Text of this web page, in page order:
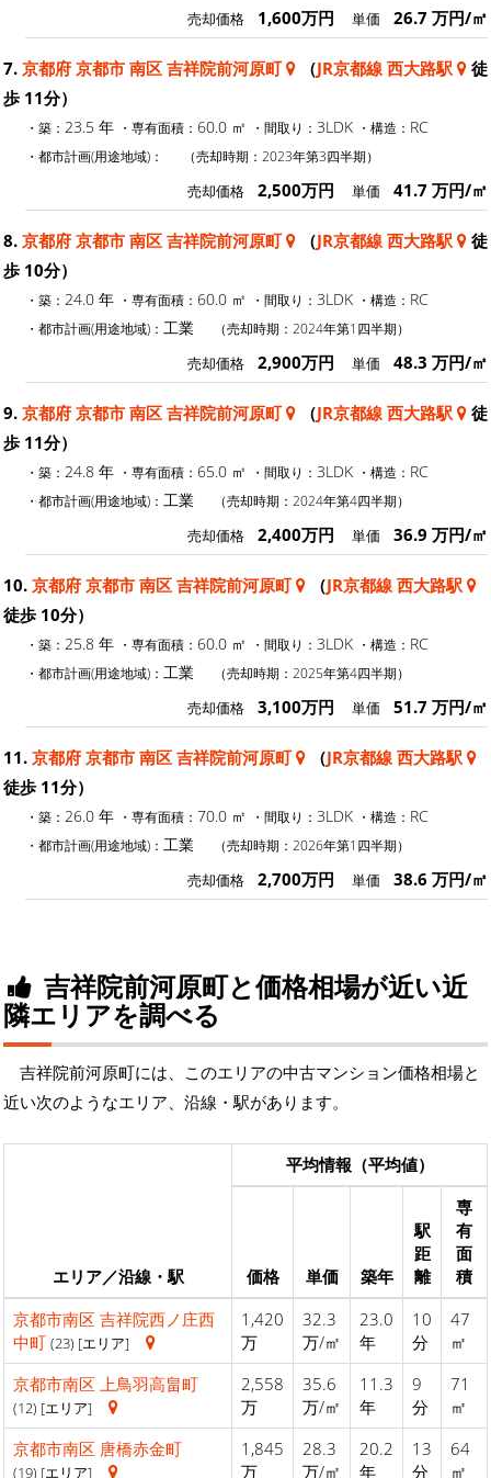
売却価格 1,600万円 単価 26.7 万円/㎡
7. 京都府 京都市 南区 吉祥院前河原町 （JR京都線 西大路駅
徒
歩 11分）
・築： 23.5 年 ・専有面積： 60.0 ㎡ ・間取り： 3LDK ・構造： RC
・都市計画(用途地域)： （売却時期：2023年第3四半期）
売却価格 2,500万円 単価 41.7 万円/㎡
8. 京都府 京都市 南区 吉祥院前河原町 （JR京都線 西大路駅
徒
歩 10分）
・築： 24.0 年 ・専有面積： 60.0 ㎡ ・間取り： 3LDK ・構造： RC
・都市計画(用途地域)： 工業 （売却時期：2024年第1四半期）
売却価格 2,900万円 単価 48.3 万円/㎡
9. 京都府 京都市 南区 吉祥院前河原町 （JR京都線 西大路駅
徒
歩 11分）
・築： 24.8 年 ・専有面積： 65.0 ㎡ ・間取り： 3LDK ・構造： RC
・都市計画(用途地域)： 工業 （売却時期：2024年第4四半期）
売却価格 2,400万円 単価 36.9 万円/㎡
10. 京都府 京都市 南区 吉祥院前河原町 （JR京都線 西大路駅
徒歩 10分）
・築： 25.8 年 ・専有面積： 60.0 ㎡ ・間取り： 3LDK ・構造： RC
・都市計画(用途地域)： 工業 （売却時期：2025年第4四半期）
売却価格 3,100万円 単価 51.7 万円/㎡
11. 京都府 京都市 南区 吉祥院前河原町 （JR京都線 西大路駅
徒歩 11分）
・築： 26.0 年 ・専有面積： 70.0 ㎡ ・間取り： 3LDK ・構造： RC
・都市計画(用途地域)： 工業 （売却時期：2026年第1四半期）
売却価格 2,700万円 単価 38.6 万円/㎡
吉祥院前河原町と価格相場が近い近
隣エリアを調べる
吉祥院前河原町には、このエリアの中古マンション価格相場と
近い次のようなエリア、沿線・駅があります。
エリア／沿線・駅
平均情報（平均値）
価格 単価 築年
駅
距
離
専
有
面
積
京都市南区 吉祥院西ノ庄西
中町 (23) [エリア]
1,420
万
32.3
万/㎡
23.0
年
10
分
47
㎡
京都市南区 上鳥羽高畠町
(12) [エリア]
2,558
万
35.6
万/㎡
11.3
年
9
分
71
㎡
京都市南区 唐橋赤金町
(19) [エリア]
1,845
万
28.3
万/㎡
20.2
年
13
分
64
㎡